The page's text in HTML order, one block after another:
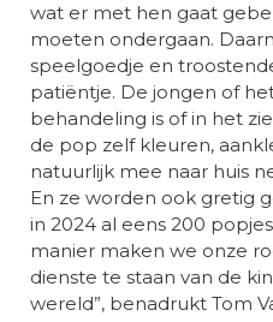
wat er met hen gaat
moeten ondergaan.
speelgoedje en
patiëntje. De jongen of
behandeling is of in het
de pop zelf kleuren,
natuurlijk mee naar huis
En ze worden ook gretig
in 2024 al eens 200
manier maken we onze
dienste te staan van de
wereld”, benadrukt Tom